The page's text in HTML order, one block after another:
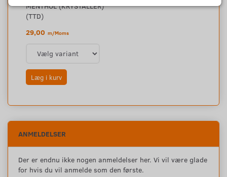
MENTHOL (KRYSTALLER)
(TTD)
29,00 m/Moms
Læg i kurv
ANMELDELSER
Der er endnu ikke nogen anmeldelser her. Vi vil være glade
for hvis du vil anmelde som den første.